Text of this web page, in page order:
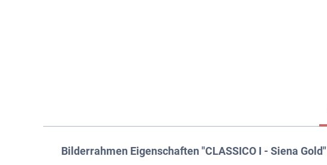
Bilderrahmen Eigenschaften "CLASSICO I - Siena Gold"